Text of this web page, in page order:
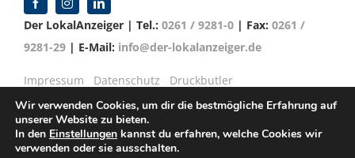
Der LokalAnzeiger | Tel.: 0261 / 9281-0 | Fax: 0261 /
9281-29 | E-Mail: info@der-lokalanzeiger.de
Impressum Datenschutz Druckbutler
Wir verwenden Cookies, um dir die bestmögliche Erfahrung auf
unserer Website zu bieten.
In den Einstellungen kannst du erfahren, welche Cookies wir
verwenden oder sie ausschalten.